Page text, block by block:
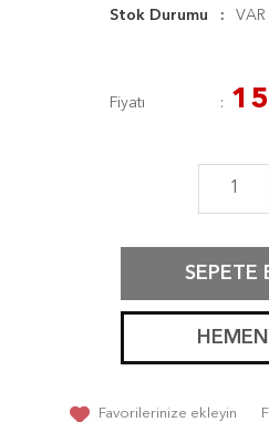
Stok Durumu
VAR
Fiyatı
SEPETE
Favorilerinize ekleyin